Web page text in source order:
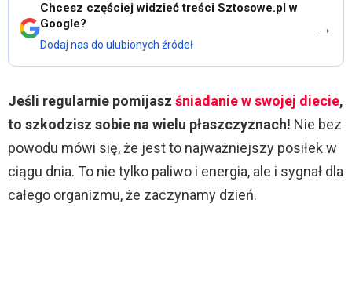
Chcesz częściej widzieć treści Sztosowe.pl w
Google?
Dodaj nas do ulubionych źródeł
→
Jeśli regularnie pomijasz śniadanie w swojej diecie,
to szkodzisz sobie na wielu płaszczyznach! Nie bez
powodu mówi się, że jest to najważniejszy posiłek w
ciągu dnia. To nie tylko paliwo i energia, ale i sygnał dla
całego organizmu, że zaczynamy dzień.